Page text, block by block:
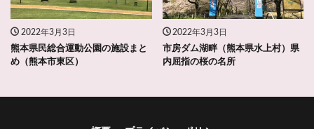
2022年3月3日
熊本県民総合運動公園の施設まと
め（熊本市東区）
2022年3月3日
市房ダム湖畔（熊本県水上村）県
内屈指の桜の名所